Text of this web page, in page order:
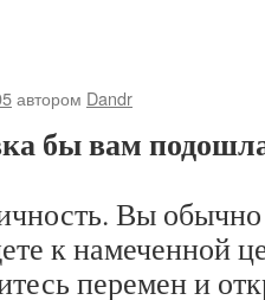
автором Dandr
бы вам
Вы обычно
к намеченной
перемен и